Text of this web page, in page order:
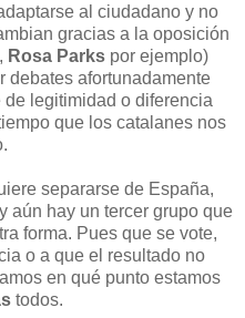
al ciudadano y no
gracias a la oposición
Rosa Parks por ejemplo)
debates afortunadamente
legitimidad o diferencia
que los catalanes nos
separarse de España,
aún hay un tercer grupo que
forma. Pues que se vote,
o a que el resultado no
en qué punto estamos
todos.